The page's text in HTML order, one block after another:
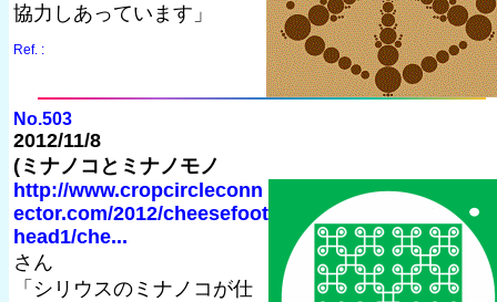
協力しあっています」
Ref. :
No.503
2012/11/8
(ミナノコとミナノモノ
http://www.cropcircleconn
ector.com/2012/cheesefoot
head1/che...
さん
「シリウスのミナノコが仕